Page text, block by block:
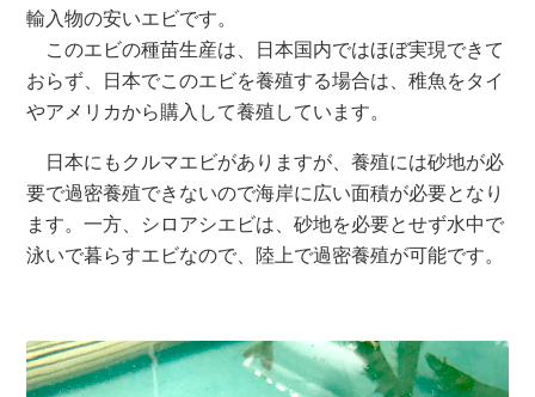
輸入物の安いエビです。
このエビの種苗生産は、日本国内ではほぼ実現できて
おらず、日本でこのエビを養殖する場合は、稚魚をタイ
やアメリカから購入して養殖しています。
日本にもクルマエビがありますが、養殖には砂地が必
要で過密養殖できないので海岸に広い面積が必要となり
ます。一方、シロアシエビは、砂地を必要とせず水中で
泳いで暮らすエビなので、陸上で過密養殖が可能です。